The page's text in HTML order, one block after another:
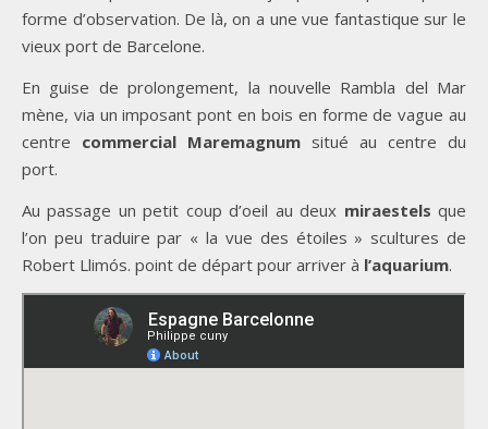
forme d’observation. De là, on a une vue fantastique sur le
vieux port de Barcelone.
En guise de prolongement, la nouvelle Rambla del Mar
mène, via un imposant pont en bois en forme de vague au
centre commercial Maremagnum situé au centre du
port.
Au passage un petit coup d’oeil au deux miraestels que
l’on peu traduire par « la vue des étoiles » scultures de
Robert Llimós. point de départ pour arriver à l’aquarium.